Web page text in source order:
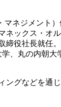
ネジメント
ックス・オ
役社長就任
、丸の内朝大
グなどを通